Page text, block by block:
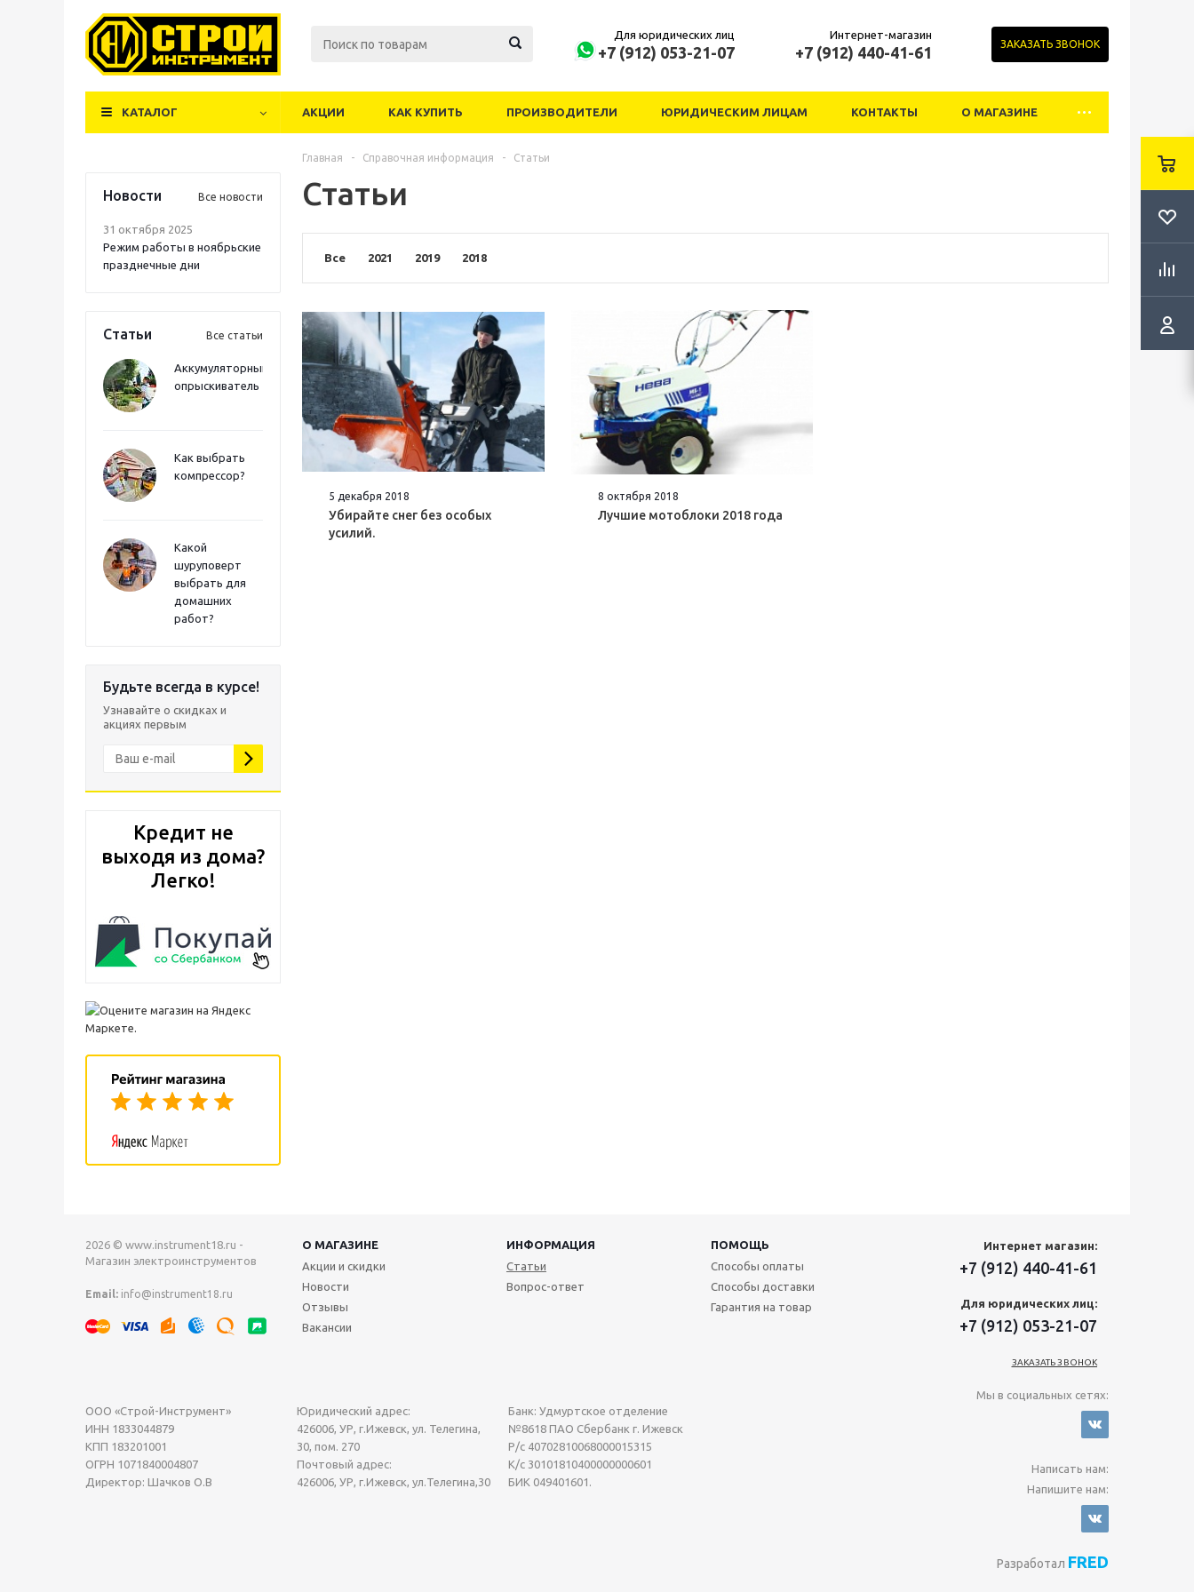
Для юридических лиц
+7 (912) 053-21-07
Интернет-магазин
+7 (912) 440-41-61 ЗАКАЗАТЬ ЗВОНОК
КАТАЛОГ АКЦИИ КАК КУПИТЬ ПРОИЗВОДИТЕЛИ ЮРИДИЧЕСКИМ ЛИЦАМ КОНТАКТЫ О МАГАЗИНЕ
Новости Все новости
31 октября 2025
Режим работы в ноябрьские
празднечные дни
Статьи Все статьи
Аккумуляторный
опрыскиватель
Как выбрать
компрессор?
Какой
шуруповерт
выбрать для
домашних
работ?
Будьте всегда в курсе!
Узнавайте о скидках и
акциях первым
Кредит не
выходя из дома?
Легко!
Главная - Справочная информация - Статьи
Статьи
Все 2021 2019 2018
5 декабря 2018
Убирайте снег без особых
усилий.
8 октября 2018
Лучшие мотоблоки 2018 года
2026 © www.instrument18.ru -
Магазин электроинструментов
Email: info@instrument18.ru
ООО «Строй-Инструмент»
ИНН 1833044879
КПП 183201001
ОГРН 1071840004807
Директор: Шачков О.В
Юридический адрес:
426006, УР, г.Ижевск, ул. Телегина,
30, пом. 270
Почтовый адрес:
426006, УР, г.Ижевск, ул.Телегина,30
Банк: Удмуртское отделение
№8618 ПАО Сбербанк г. Ижевск
Р/с 40702810068000015315
К/с 30101810400000000601
БИК 049401601.
О МАГАЗИНЕ ИНФОРМАЦИЯ
ПОМОЩЬ
Акции и скидки
Новости
Отзывы
Вакансии
Статьи
Вопрос-ответ
Способы оплаты
Способы доставки
Гарантия на товар
Интернет магазин:
+7 (912) 440-41-61
Для юридических лиц:
+7 (912) 053-21-07
ЗАКАЗАТЬ ЗВОНОК
Мы в социальных сетях:
Написать нам:
Напишите нам:
Разработал FRED